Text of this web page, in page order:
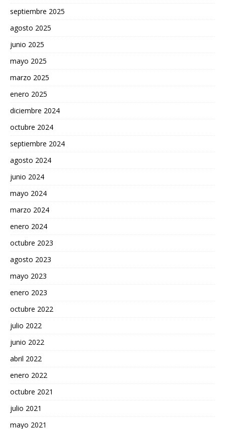
septiembre 2025
agosto 2025
junio 2025
mayo 2025
marzo 2025
enero 2025
diciembre 2024
octubre 2024
septiembre 2024
agosto 2024
junio 2024
mayo 2024
marzo 2024
enero 2024
octubre 2023
agosto 2023
mayo 2023
enero 2023
octubre 2022
julio 2022
junio 2022
abril 2022
enero 2022
octubre 2021
julio 2021
mayo 2021